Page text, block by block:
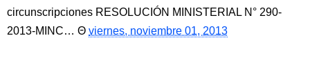
circunscripciones RESOLUCIÓN MINISTERIAL N° 290-
2013-MINC…
viernes, noviembre 01, 2013